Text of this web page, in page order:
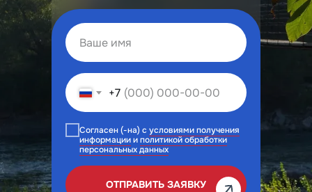
+7
Согласен (-на) c условиями получения
информациииполитикой обработки
персональных данных
ОТПРАВИТЬ ЗАЯВКУ